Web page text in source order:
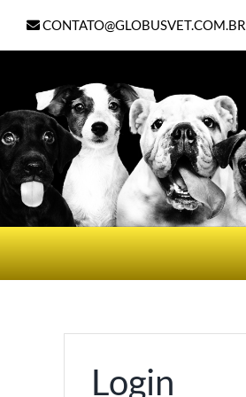
o
CONTATO@GLOBUSVET.COM.BR
Login